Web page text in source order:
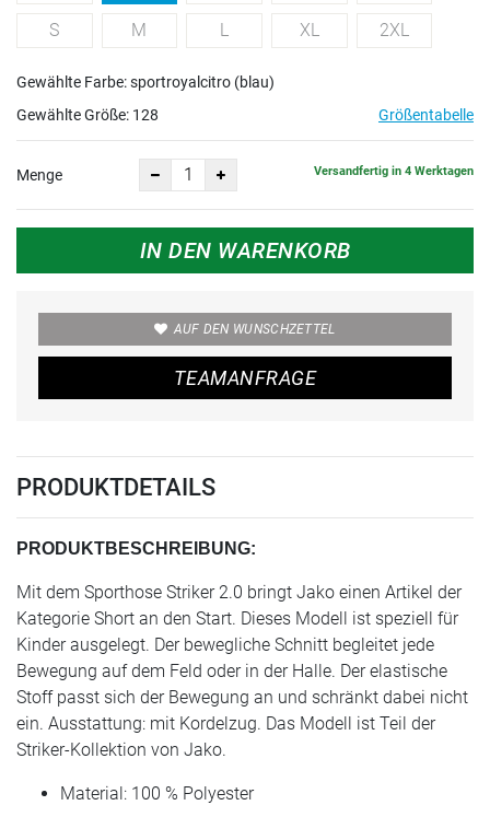
S M L XL 2XL
Gewählte Farbe: sportroyalcitro (blau)
Gewählte Größe: 128 Größentabelle
Menge Versandfertig in 4 Werktagen
IN DEN WARENKORB
AUF DEN WUNSCHZETTEL
TEAMANFRAGE
PRODUKTDETAILS
PRODUKTBESCHREIBUNG:
Mit dem Sporthose Striker 2.0 bringt Jako einen Artikel der
Kategorie Short an den Start. Dieses Modell ist speziell für
Kinder ausgelegt. Der bewegliche Schnitt begleitet jede
Bewegung auf dem Feld oder in der Halle. Der elastische
Stoff passt sich der Bewegung an und schränkt dabei nicht
ein. Ausstattung: mit Kordelzug. Das Modell ist Teil der
Striker-Kollektion von Jako.
Material: 100 % Polyester